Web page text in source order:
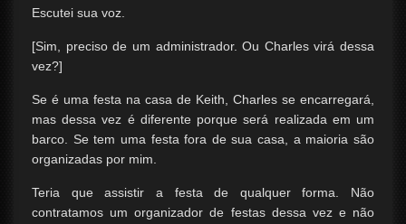
Escutei sua voz.
[Sim, preciso de um administrador. Ou Charles virá dessa
vez?]
Se é uma festa na casa de Keith, Charles se encarregará,
mas dessa vez é diferente porque será realizada em um
barco. Se tem uma festa fora de sua casa, a maioria são
organizadas por mim.
Teria que assistir a festa de qualquer forma. Não
contratamos um organizador de festas dessa vez e não